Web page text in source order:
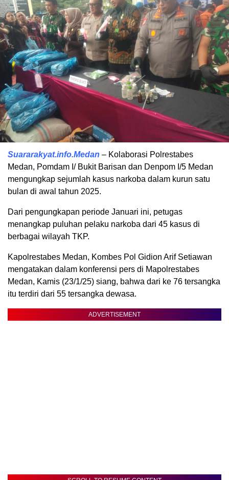
Suararakyat.info.Medan – Kolaborasi Polrestabes
Medan, Pomdam I/ Bukit Barisan dan Denpom I/5 Medan
mengungkap sejumlah kasus narkoba dalam kurun satu
bulan di awal tahun 2025.
Dari pengungkapan periode Januari ini, petugas
menangkap puluhan pelaku narkoba dari 45 kasus di
berbagai wilayah TKP.
Kapolrestabes Medan, Kombes Pol Gidion Arif Setiawan
mengatakan dalam konferensi pers di Mapolrestabes
Medan, Kamis (23/1/25) siang, bahwa dari ke 76 tersangka
itu terdiri dari 55 tersangka dewasa.
ADVERTISEMENT